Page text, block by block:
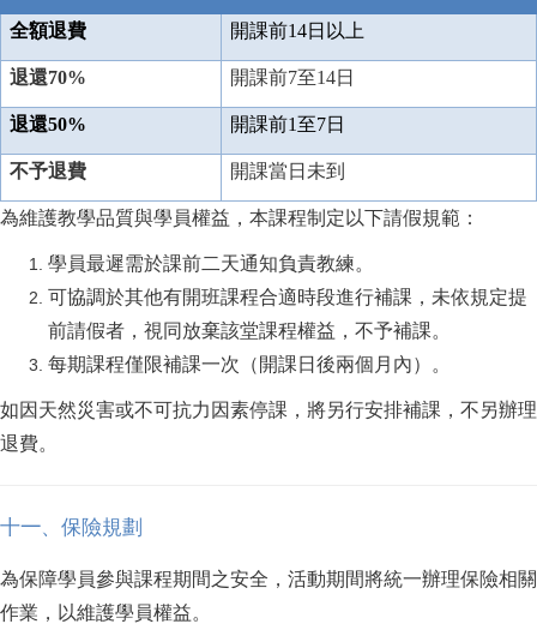
全額退費 開課前14日以上
退還70% 開課前7至14日
退還50% 開課前1至7日
不予退費 開課當日未到
為維護教學品質與學員權益，本課程制定以下請假規範：
學員最遲需於課前二天通知負責教練。
可協調於其他有開班課程合適時段進行補課，未依規定提
前請假者，視同放棄該堂課程權益，不予補課。
每期課程僅限補課一次（開課日後兩個月內）
。
如因天然災害或不可抗力因素停課，將另行安排補課，不另辦理
退費。
十一、保險規劃
為保障學員參與課程期間之安全，活動期間將統一辦理保險相關
作業，以維護學員權益。